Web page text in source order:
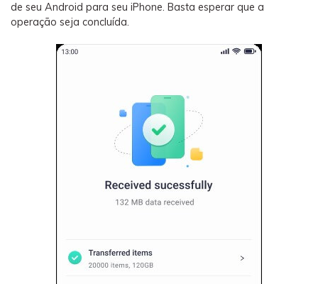
de seu Android para seu iPhone. Basta esperar que a
operação seja concluída.